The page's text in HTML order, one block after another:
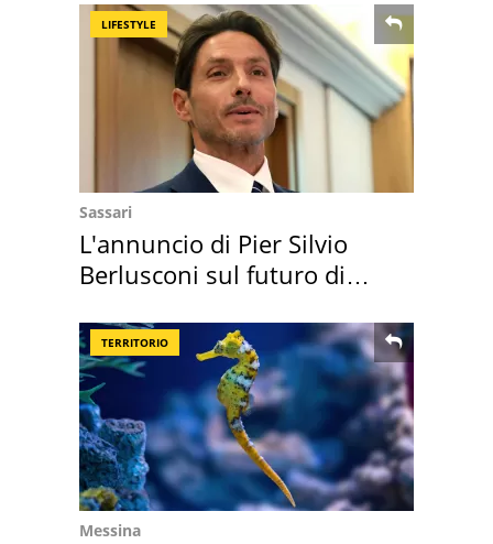
LIFESTYLE
Sassari
L'annuncio di Pier Silvio
Berlusconi sul futuro di
TERRITORIO
Messina